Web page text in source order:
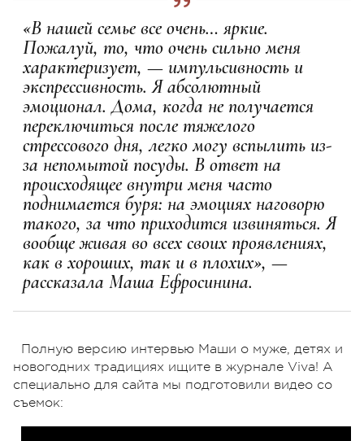
«В нашей семье все очень… яркие.
Пожалуй, то, что очень сильно меня
характеризует, — импульсивность и
экспрессивность. Я абсолютный
эмоционал. Дома, когда не получается
переключиться после тяжелого
стрессового дня, легко могу вспылить из-
за непомытой посуды. В ответ на
происходящее внутри меня часто
поднимается буря: на эмоциях наговорю
такого, за что приходится извиняться. Я
вообще живая во всех своих проявлениях,
как в хороших, так и в плохих», —
рассказала Маша Ефросинина.
Полную версию интервью Маши о муже, детях и
новогодних традициях ищите в журнале Viva! А
специально для сайта мы подготовили видео со
съемок: